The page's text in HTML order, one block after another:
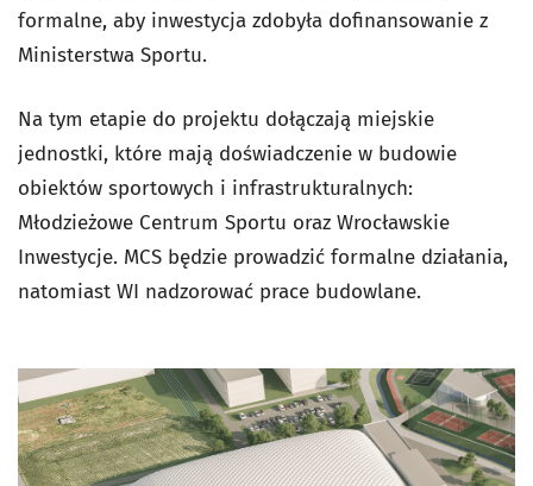
formalne, aby inwestycja zdobyła dofinansowanie z
Ministerstwa Sportu.
Na tym etapie do projektu dołączają miejskie
jednostki, które mają doświadczenie w budowie
obiektów sportowych i infrastrukturalnych:
Młodzieżowe Centrum Sportu oraz Wrocławskie
Inwestycje. MCS będzie prowadzić formalne działania,
natomiast WI nadzorować prace budowlane.